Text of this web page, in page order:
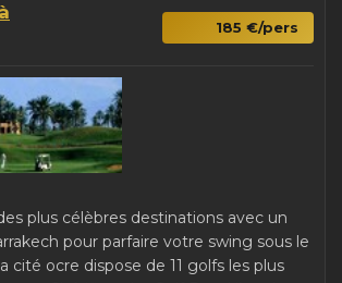
185 €/pers
plus célèbres destinations avec un
pour parfaire votre swing sous le
cité ocre dispose de 11 golfs les plus